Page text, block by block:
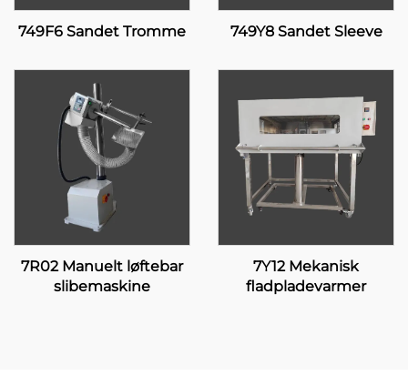
749F6 Sandet Tromme 749Y8 Sandet Sleeve
7R02 Manuelt løftebar
slibemaskine
7Y12 Mekanisk
fladpladevarmer